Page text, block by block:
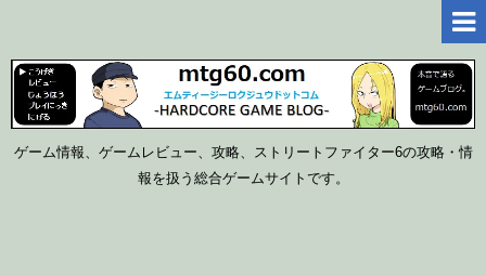
ゲーム情報、ゲームレビュー、攻略、ストリートファイター6の攻略・情
報を扱う総合ゲームサイトです。